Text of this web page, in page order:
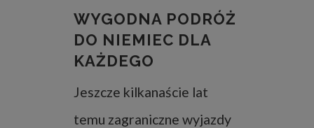
WYGODNA PODRÓŻ
DO NIEMIEC DLA
KAŻDEGO
Jeszcze kilkanaście lat
temu zagraniczne wyjazdy